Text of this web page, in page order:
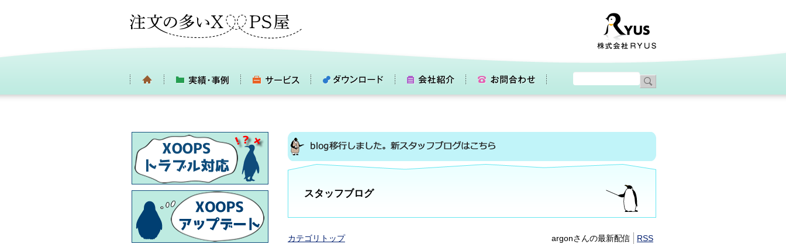
スタッフブログ
argonさんの最新配信 RSS
カテゴリトップ